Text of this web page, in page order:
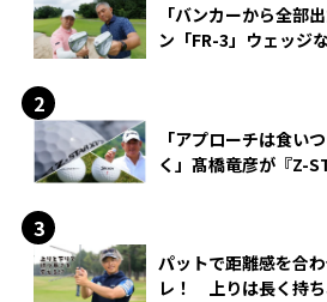
「バンカーから全部
ン「FR-3」ウェッジ
「アプローチは食い
く」髙橋竜彦が『Z-
パットで距離感を合
レ！ 上りは長く持ち